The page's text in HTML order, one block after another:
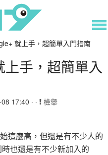
就上手，超簡單入門指南
手，超簡單入
17:40 · · 檢舉
這麼高，但還是有不少人的
也還是有不少新加入的